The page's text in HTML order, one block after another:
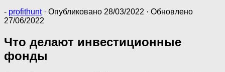
- profithunt · Опубликовано 28/03/2022 · Обновлено
27/06/2022
Что делают инвестиционные
фонды